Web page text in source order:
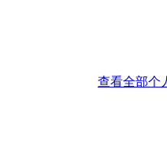
查看全部个